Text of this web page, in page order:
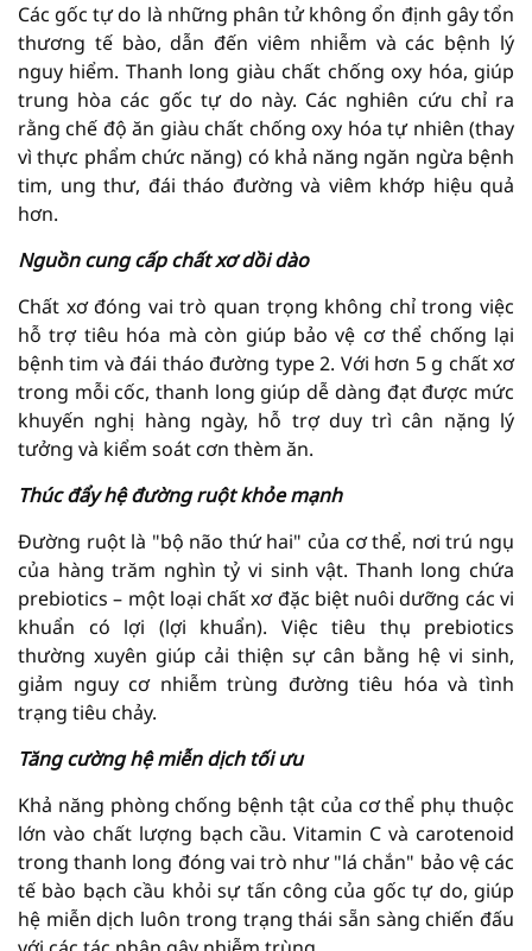
Các gốc tự do là những phân tử không ổn định gây tổn
thương tế bào, dẫn đến viêm nhiễm và các bệnh lý
nguy hiểm. Thanh long giàu chất chống oxy hóa, giúp
trung hòa các gốc tự do này. Các nghiên cứu chỉ ra
rằng chế độ ăn giàu chất chống oxy hóa tự nhiên (thay
vì thực phẩm chức năng) có khả năng ngăn ngừa bệnh
tim, ung thư, đái tháo đường và viêm khớp hiệu quả
hơn.
Nguồn cung cấp chất xơ dồi dào
Chất xơ đóng vai trò quan trọng không chỉ trong việc
hỗ trợ tiêu hóa mà còn giúp bảo vệ cơ thể chống lại
bệnh tim và đái tháo đường type 2. Với hơn 5 g chất xơ
trong mỗi cốc, thanh long giúp dễ dàng đạt được mức
khuyến nghị hàng ngày, hỗ trợ duy trì cân nặng lý
tưởng và kiểm soát cơn thèm ăn.
Thúc đẩy hệ đường ruột khỏe mạnh
Đường ruột là "bộ não thứ hai" của cơ thể, nơi trú ngụ
của hàng trăm nghìn tỷ vi sinh vật. Thanh long chứa
prebiotics – một loại chất xơ đặc biệt nuôi dưỡng các vi
khuẩn có lợi (lợi khuẩn). Việc tiêu thụ prebiotics
thường xuyên giúp cải thiện sự cân bằng hệ vi sinh,
giảm nguy cơ nhiễm trùng đường tiêu hóa và tình
trạng tiêu chảy.
Tăng cường hệ miễn dịch tối ưu
Khả năng phòng chống bệnh tật của cơ thể phụ thuộc
lớn vào chất lượng bạch cầu. Vitamin C và carotenoid
trong thanh long đóng vai trò như "lá chắn" bảo vệ các
tế bào bạch cầu khỏi sự tấn công của gốc tự do, giúp
hệ miễn dịch luôn trong trạng thái sẵn sàng chiến đấu